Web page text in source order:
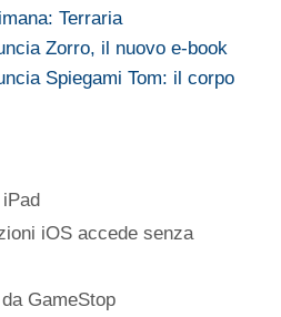
Terraria
Zorro, il nuovo e-book
Spiegami Tom: il corpo
iOS accede senza
GameStop